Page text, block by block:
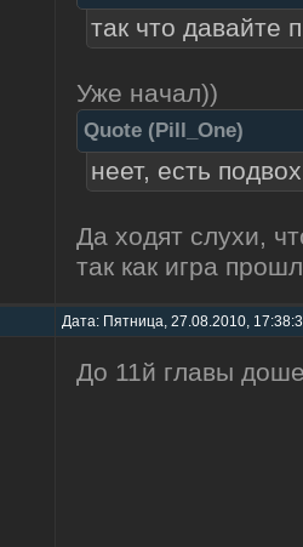
так что давайте
Уже начал))
Quote (Pill_One)
неет, есть
Да ходят слухи,
так как игра
Дата: Пятница, 27.08.2010,
До 11й главы